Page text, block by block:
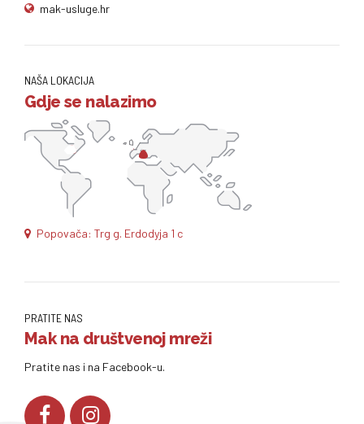
mak-usluge.hr
NAŠA LOKACIJA
Gdje se nalazimo
Popovača: Trg g. Erdodyja 1 c
PRATITE NAS
Mak na društvenoj mreži
Pratite nas i na Facebook-u.